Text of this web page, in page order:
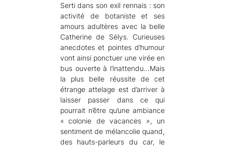
Serti dans son exil rennais : son
activité de botaniste et ses
amours adultères avec la belle
Catherine de Sélys. Curieuses
anecdotes et pointes d’humour
vont ainsi ponctuer une virée en
bus ouverte à l’inattendu…Mais
la plus belle réussite de cet
étrange attelage est d’arriver à
laisser passer dans ce qui
pourrait n’être qu’une ambiance
« colonie de vacances », un
sentiment de mélancolie quand,
des hauts-parleurs du car, le